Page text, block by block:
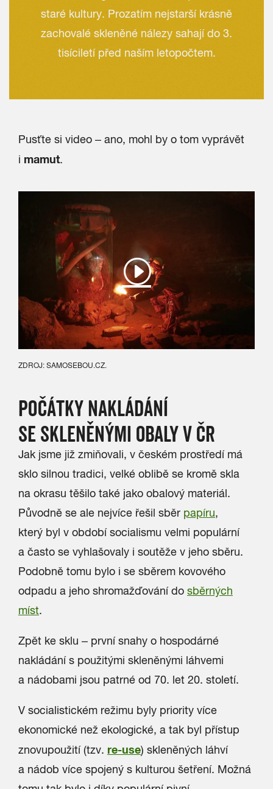
staré kultury. Prozatím nejstarší krásně
zachovalé skleněné nálezy sahají do 3.
tisíciletí před naším letopočtem.
Pusťte si video – ano, mohl by o tom vyprávět
i mamut.
ZDROJ: SAMOSEBOU.CZ.
POČÁTKY NAKLÁDÁNÍ
SE SKLENĚNÝMI OBALY V ČR
Jak jsme již zmiňovali, v českém prostředí má
sklo silnou tradici, velké oblibě se kromě skla
na okrasu těšilo také jako obalový materiál.
Původně se ale nejvíce řešil sběr papíru,
který byl v období socialismu velmi populární
a často se vyhlašovaly i soutěže v jeho sběru.
Podobně tomu bylo i se sběrem kovového
odpadu a jeho shromažďování do sběrných
míst.
Zpět ke sklu – první snahy o hospodárné
nakládání s použitými skleněnými láhvemi
a nádobami jsou patrné od 70. let 20. století.
V socialistickém režimu byly priority více
ekonomické než ekologické, a tak byl přístup
znovupoužití (tzv. re-use) skleněných láhví
a nádob více spojený s kulturou šetření. Možná